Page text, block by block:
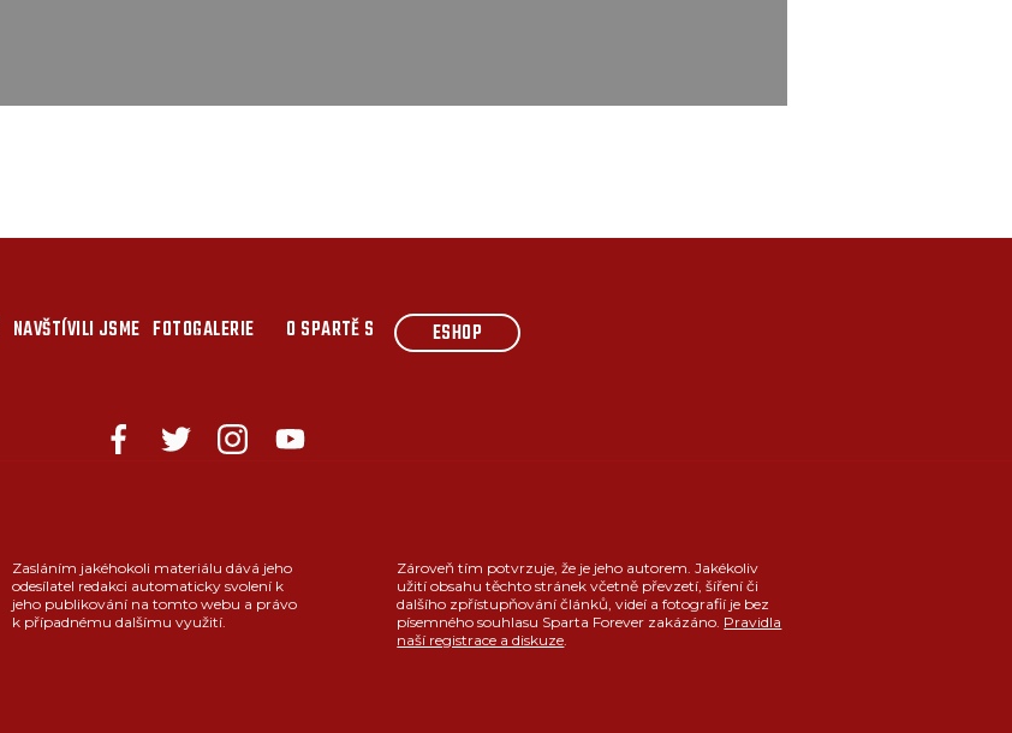
NAVŠTÍVILI JSME FOTOGALERIE O SPARTĚ S ESHOP
Zasláním jakéhokoli materiálu dává jeho
odesílatel redakci automaticky svolení k
jeho publikování na tomto webu a právo
k případnému dalšímu využití.
Zároveň tím potvrzuje, že je jeho autorem. Jakékoliv
užití obsahu těchto stránek včetně převzetí, šíření či
dalšího zpřístupňování článků, videí a fotografií je bez
písemného souhlasu Sparta Forever zakázáno. Pravidla
naší registrace a diskuze.